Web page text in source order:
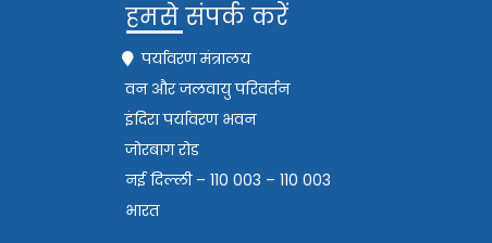
हमसे संपर्क करें
पर्यावरण मंत्रालय
वन और जलवायु परिवर्तन
इंदिरा पर्यावरण भवन
जोरबाग रोड
नई दिल्ली – 110 003 – 110 003
भारत